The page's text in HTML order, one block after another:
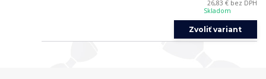
26,83 € bez DPH
Skladom
Zvoliť variant